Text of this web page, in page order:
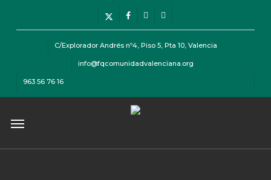
x-
twitter
facebookinstagramtelegram
C/Explorador Andrés nº4, Piso 5, Pta 10, Valencia
info@fqcomunidadvalenciana.org
963 56 76 16
Menu